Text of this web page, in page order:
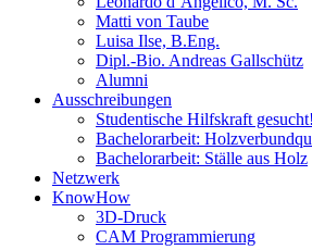
Matti von Taube
Luisa Ilse, B.Eng.
Dipl.-Bio. Andreas Gallschütz
Alumni
Ausschreibungen
Studentische Hilfskraft gesucht!
Bachelorarbeit:
Bachelorarbeit: Ställe aus Holz
Netzwerk
KnowHow
3D-Druck
CAM Programmierung